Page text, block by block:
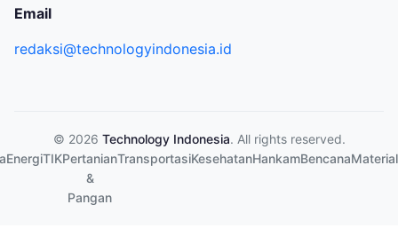
Email
redaksi@technologyindonesia.id
© 2026 Technology Indonesia. All rights reserved.
EnergiTIKPertanian
&
Pangan
TransportasiKesehatanHankamBencanaMaterial